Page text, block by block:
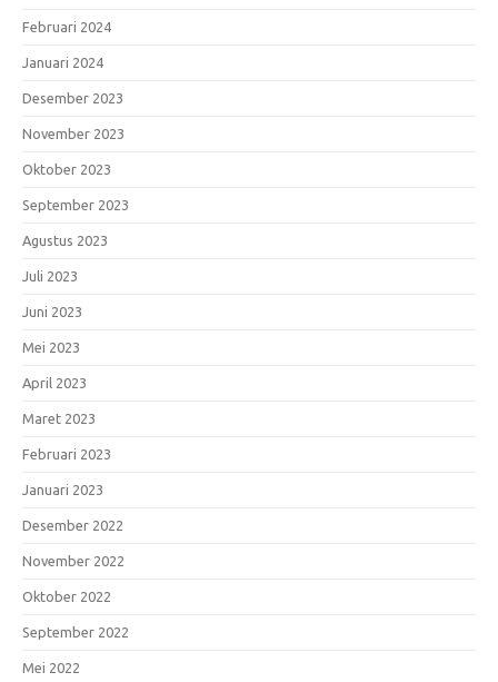
Februari 2024
Januari 2024
Desember 2023
November 2023
Oktober 2023
September 2023
Agustus 2023
Juli 2023
Juni 2023
Mei 2023
April 2023
Maret 2023
Februari 2023
Januari 2023
Desember 2022
November 2022
Oktober 2022
September 2022
Mei 2022